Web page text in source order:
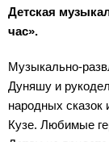
Детская
час».
Музыкально-
Дуняшу и
народных сказок
Кузе. Любимые